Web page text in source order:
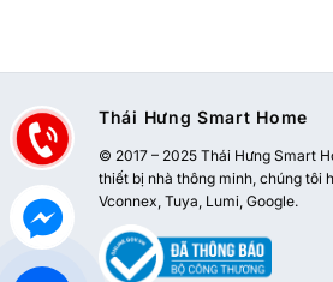
Thái Hưng Smart Home
© 2017 – 2025 Thái Hưng Smart
thiết bị nhà thông minh, chúng tôi
Vconnex, Tuya, Lumi, Google.